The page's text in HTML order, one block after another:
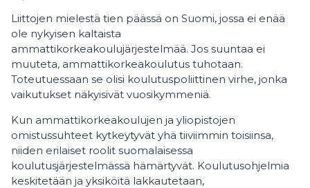
Liittojen mielestä tien päässä on Suomi, jossa ei enää
ole nykyisen kaltaista
ammattikorkeakoulujärjestelmää. Jos suuntaa ei
muuteta, ammattikorkeakoulutus tuhotaan.
Toteutuessaan se olisi koulutuspoliittinen virhe, jonka
vaikutukset näkyisivät vuosikymmeniä.
Kun ammattikorkeakoulujen ja yliopistojen
omistussuhteet kytkeytyvät yhä tiiviimmin toisiinsa,
niiden erilaiset roolit suomalaisessa
koulutusjärjestelmässä hämärtyvät. Koulutusohjelmia
keskitetään ja yksiköitä lakkautetaan,